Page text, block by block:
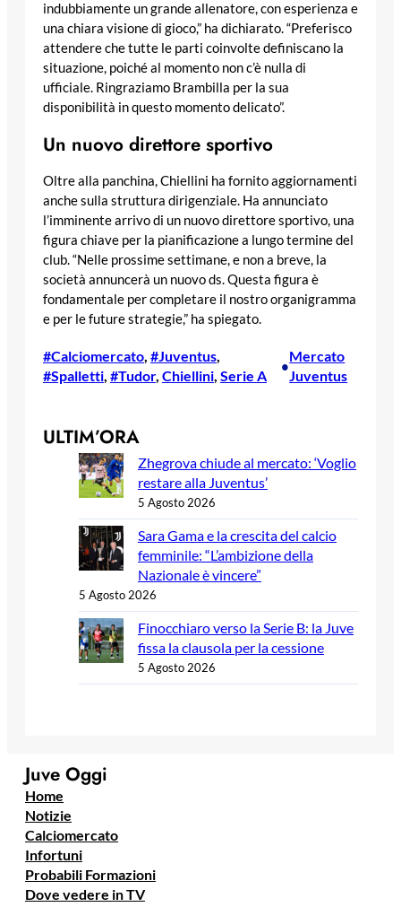
indubbiamente un grande allenatore, con esperienza e
una chiara visione di gioco,” ha dichiarato. “Preferisco
attendere che tutte le parti coinvolte definiscano la
situazione, poiché al momento non c’è nulla di
ufficiale. Ringraziamo Brambilla per la sua
disponibilità in questo momento delicato”.
Un nuovo direttore sportivo
Oltre alla panchina, Chiellini ha fornito aggiornamenti
anche sulla struttura dirigenziale. Ha annunciato
l’imminente arrivo di un nuovo direttore sportivo, una
figura chiave per la pianificazione a lungo termine del
club. “Nelle prossime settimane, e non a breve, la
società annuncerà un nuovo ds. Questa figura è
fondamentale per completare il nostro organigramma
e per le future strategie,” ha spiegato.
#Calciomercato #Juventus
#Spalletti #Tudor, Chiellini Serie A
•
Mercato
Juventus
ULTIM’ORA
Zhegrova chiude al mercato: ‘Voglio
restare alla Juventus’
5 Agosto 2026
Sara Gama e la crescita del calcio
femminile: “L’ambizione della
Nazionale è vincere”
5 Agosto 2026
Finocchiaro verso la Serie B: la Juve
fissa la clausola per la cessione
5 Agosto 2026
Juve Oggi
Home
Notizie
Calciomercato
Infortuni
Probabili Formazioni
Dove vedere in TV